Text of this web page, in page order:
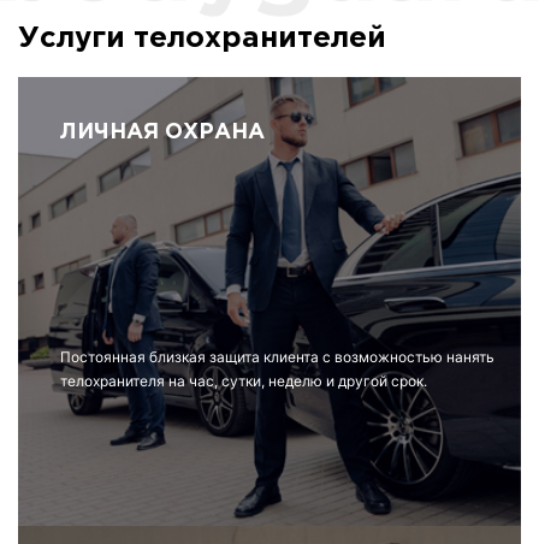
Услуги телохранителей
ЛИЧНАЯ ОХРАНА
Постоянная близкая защита клиента с возможностью нанять
телохранителя на час, сутки, неделю и другой срок.